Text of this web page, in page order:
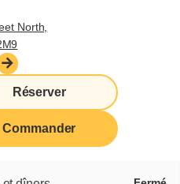
North,
Réserver
Commander